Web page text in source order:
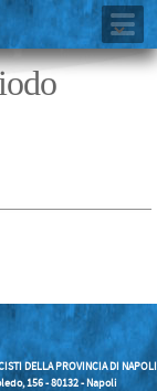
DELLA PROVINCIA DI NAPOLI
156 - 80132 - Napoli